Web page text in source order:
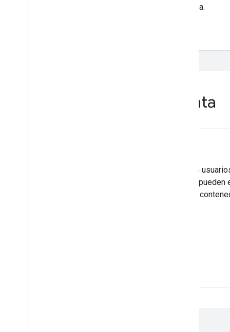
se ejecuten Tag Manager y el modo de vista previa.
Administración de la cuenta
Tag Manager te permite delegar el acceso a otros
contenedor. Los permisos a nivel de la cuenta se
Administrador o Usuario. Los permisos a nivel de